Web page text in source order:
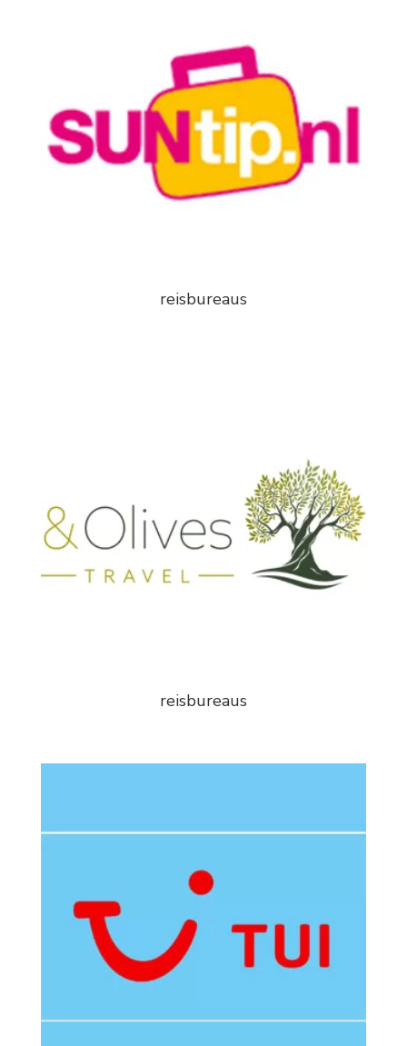
reisbureaus
reisbureaus